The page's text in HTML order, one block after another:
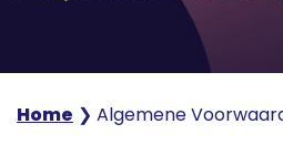
Home ❯ Algemene